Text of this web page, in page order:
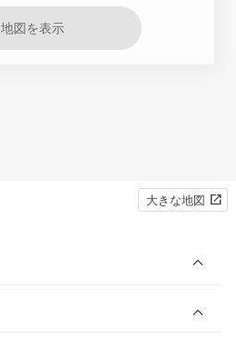
地図を表示
大きな地図